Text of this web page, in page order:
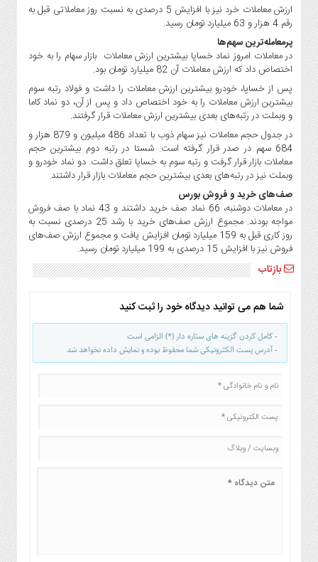
ارزش معاملات خرد نیز با افزایش 5 درصدی به نسبت روز معاملاتی قبل به
رقم 4 هزار و 63 میلیارد تومان رسید.
پرمعامله‌ترین سهم‌ها
در معاملات امروز نماد خساپا بیشترین ارزش معاملات بازار سهام را به خود
اختصاص داد که ارزش معاملات آن 82 میلیارد تومان بود.
پس از خساپا، خودرو بیشترین ارزش معاملات را داشت و فولاد رتبه سوم
بیشترین ارزش معاملات را به خود اختصاص داد و پس از آن، دو نماد کاما
و وبملت در رتبه‌های بعدی بیشترین ارزش معاملات قرار گرفتند.
در جدول حجم معاملات نیز سهام ذوب با تعداد 486 میلیون و 879 هزار و
684 سهم در صدر قرار گرفته است. شستا در رتبه دوم بیشترین حجم
معاملات بازار قرار گرفت و رتبه سوم به خساپا تعلق داشت. دو نماد خودرو و
وبملت نیز در رتبه‌های بعدی بیشترین حجم معاملات بازار قرار داشتند.
صف‌های خرید و فروش بورس
در معاملات دوشنبه، 66 نماد صف خرید داشتند و 43 نماد با صف‌ فروش
مواجه بودند. مجموع ارزش صف‌های خرید با رشد 25 درصدی نسبت به
روز کاری قبل به 159 میلیارد تومان افزایش یافت و مجموع ارزش صف‌های
فروش نیز با افزایش 15 درصدی به 199 میلیارد تومان رسید.
بازتاب
شما هم می توانید دیدگاه خود را ثبت کنید
- کامل کردن گزینه های ستاره دار (*) الزامی است
- آدرس پست الکترونیکی شما محفوظ بوده و نمایش داده نخواهد شد